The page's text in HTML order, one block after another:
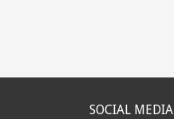
SOCIAL MEDIA